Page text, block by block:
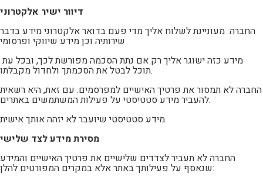
דיוור ישיר אלקטרוני
החברה מעוניינת לשלוח אליך מדי פעם בדואר אלקטרוני מידע בדבר
שירותיה וכן מידע שיווקי ופרסומי
מידע כזה ישוגר אליך רק אם נתת הסכמה מפורשת לכך, ובכל עת
תוכל לבטל את הסכמתך ולחדול מקבלתו.
החברה לא תמסור את פרטיך האישיים למפרסמים. עם זאת, היא רשאית
להעביר מידע סטטיסטי על פעילות המשתמשים באתרים.
מידע סטטיסטי שיועבר לא יזהה אותך אישית.
מסירת מידע לצד שלישי
החברה לא תעביר לצדדים שלישיים את פרטיך האישיים והמידע
שנאסף על פעילותך באתר אלא במקרים המפורטים להלן: